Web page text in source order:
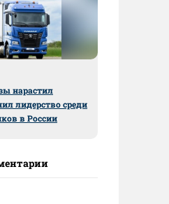
нарастил
лидерство среди
в России